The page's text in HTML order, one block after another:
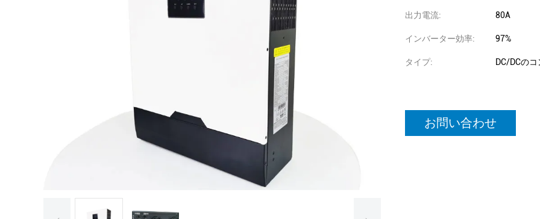
出力電流: 80A
インバーター効率: 97%
タイプ: DC/DCの
お問い合わせ